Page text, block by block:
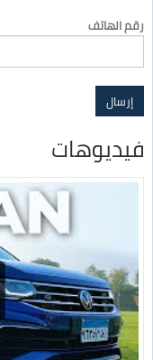
رقم الهاتف
فيديوهات